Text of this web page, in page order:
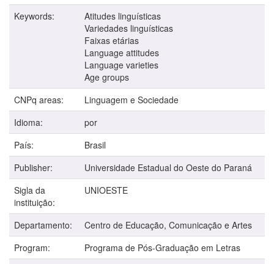
Keywords:
Atitudes linguísticas
Variedades linguísticas
Faixas etárias
Language attitudes
Language varieties
Age groups
CNPq areas:
Linguagem e Sociedade
Idioma:
por
País:
Brasil
Publisher:
Universidade Estadual do Oeste do Paraná
Sigla da
instituição:
UNIOESTE
Departamento:
Centro de Educação, Comunicação e Artes
Program:
Programa de Pós-Graduação em Letras